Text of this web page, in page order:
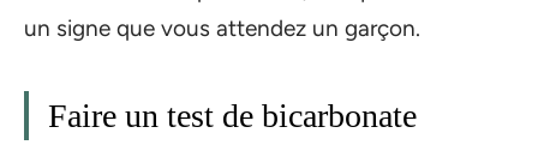
un signe que vous attendez un garçon.
Faire un test de bicarbonate